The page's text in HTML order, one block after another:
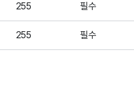
255 필수
255 필수